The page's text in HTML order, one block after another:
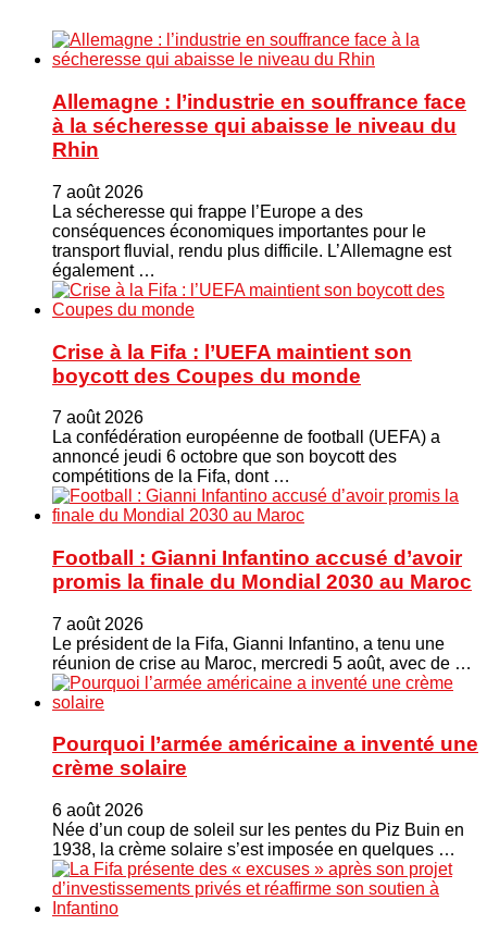
Allemagne : l’industrie en souffrance face
à la sécheresse qui abaisse le niveau du
Rhin
7 août 2026
La sécheresse qui frappe l’Europe a des
conséquences économiques importantes pour le
transport fluvial, rendu plus difficile. L’Allemagne est
également …
Crise à la Fifa : l’UEFA maintient son
boycott des Coupes du monde
7 août 2026
La confédération européenne de football (UEFA) a
annoncé jeudi 6 octobre que son boycott des
compétitions de la Fifa, dont …
Football : Gianni Infantino accusé d’avoir
promis la finale du Mondial 2030 au Maroc
7 août 2026
Le président de la Fifa, Gianni Infantino, a tenu une
réunion de crise au Maroc, mercredi 5 août, avec de …
Pourquoi l’armée américaine a inventé une
crème solaire
6 août 2026
Née d’un coup de soleil sur les pentes du Piz Buin en
1938, la crème solaire s’est imposée en quelques …